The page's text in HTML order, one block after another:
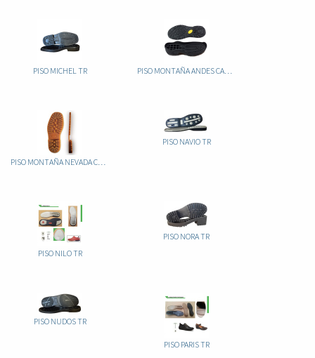
PISO MICHEL TR PISO MONTAÑA ANDES CAUCHO
PISO MONTAÑA NEVADA CAUCHO
PISO NAVIO TR
PISO NILO TR
PISO NORA TR
PISO NUDOS TR
PISO PARIS TR